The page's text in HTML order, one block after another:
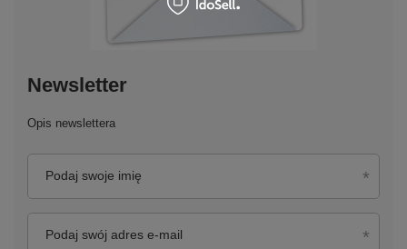
Newsletter
Opis newslettera
Podaj swoje imię
Podaj swój adres e-mail